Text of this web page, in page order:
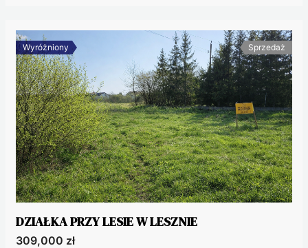
Wyróżniony Sprzedaż
DZIAŁKA PRZY LESIE W LESZNIE
309,000 zł